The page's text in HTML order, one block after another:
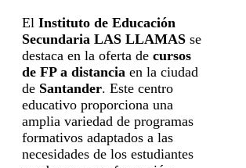
El Instituto de Educación
Secundaria LAS LLAMAS se
destaca en la oferta de cursos
de FP a distancia en la ciudad
de Santander. Este centro
educativo proporciona una
amplia variedad de programas
formativos adaptados a las
necesidades de los estudiantes